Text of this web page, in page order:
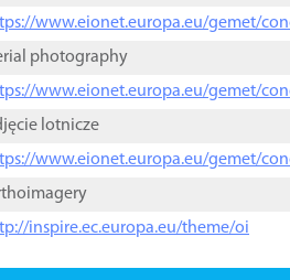
www.eionet.europa.eu/gemet/
photography
www.eionet.europa.eu/gemet/
lotnicze
www.eionet.europa.eu/gemet/
inspire.ec.europa.eu/theme/oi